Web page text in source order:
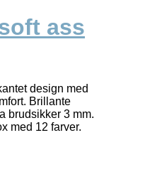
ass
design med
Brillante
brudsikker 3 mm.
med 12 farver.